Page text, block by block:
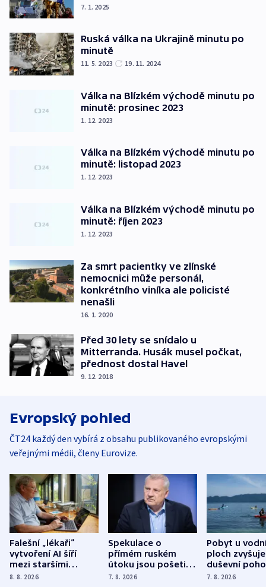
7. 1. 2025
Ruská válka na Ukrajině minutu po
minutě
11. 5. 2023 19. 11. 2024
Válka na Blízkém východě minutu po
minutě: prosinec 2023
1. 12. 2023
Válka na Blízkém východě minutu po
minutě: listopad 2023
1. 12. 2023
Válka na Blízkém východě minutu po
minutě: říjen 2023
1. 12. 2023
Za smrt pacientky ve zlínské
nemocnici může personál,
konkrétního viníka ale policisté
nenašli
16. 1. 2020
Před 30 lety se snídalo u
Mitterranda. Husák musel počkat,
přednost dostal Havel
9. 12. 2018
Evropský pohled
ČT24 každý den vybírá z obsahu publikovaného evropskými
veřejnými médii, členy Eurovize.
Falešní „lékaři“
vytvoření AI šíří
mezi staršími
Poláky nebezpečné
8. 8. 2026
Spekulace o
přímém ruském
útoku jsou pošetilé,
míní estonský
7. 8. 2026
Pobyt u
ploch zvyšuje
duševní
ukázala
7. 8. 2026